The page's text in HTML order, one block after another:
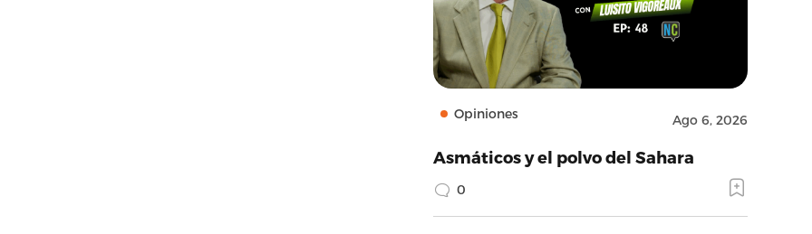
Opiniones Ago 6, 2026
Asmáticos y el polvo del Sahara
0